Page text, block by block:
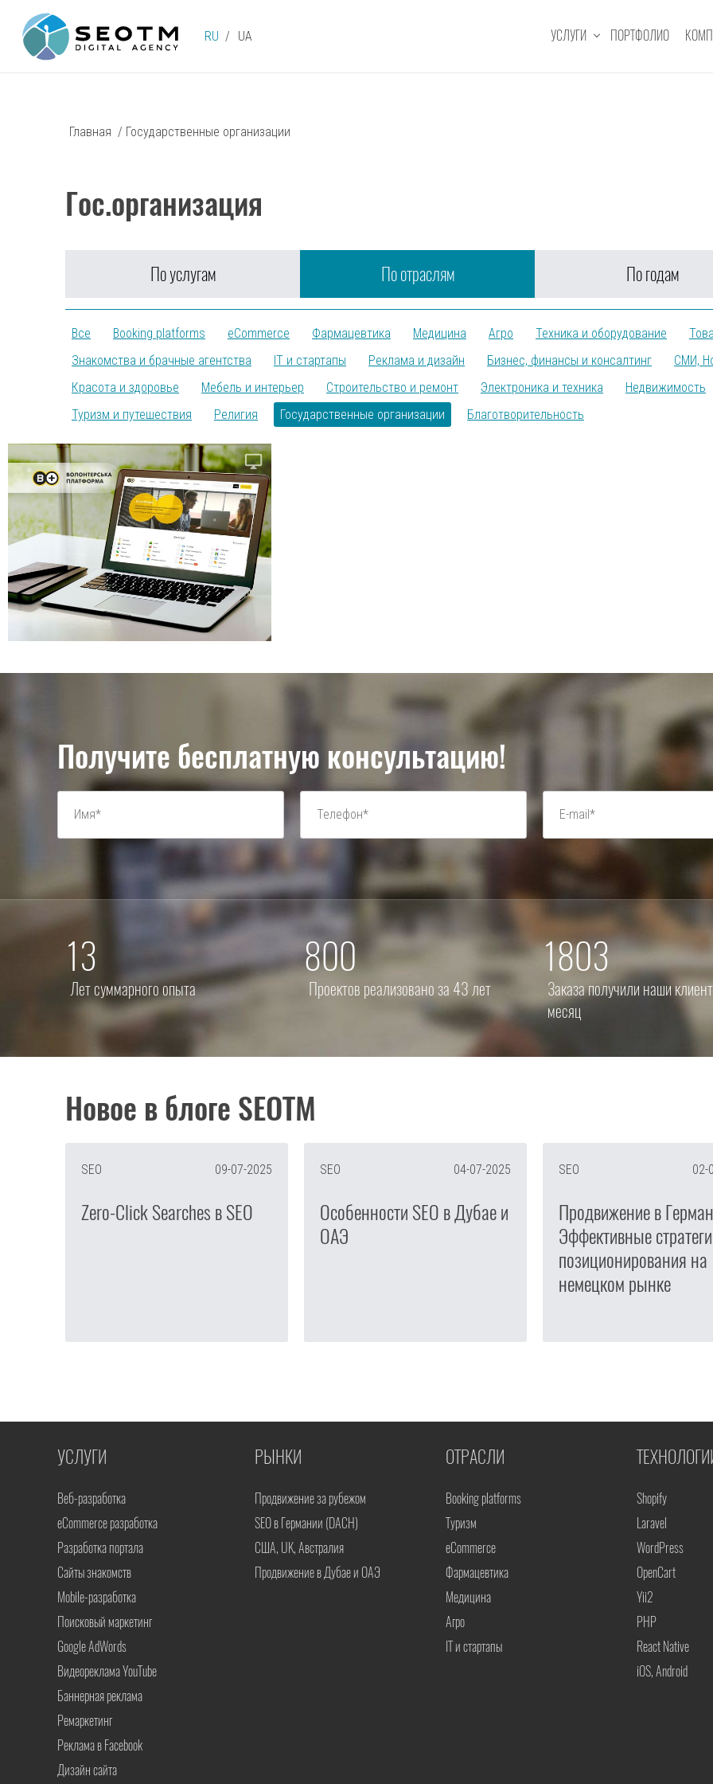
RU UA УСЛУГИ ПОРТФОЛИО
Главная / Государственные организации
Гос.организация
По услугам По отраслям По годам
Все Booking platforms eCommerce Фармацевтика Медицина Агро Техника и оборудование
Знакомства и брачные агентства
IT и стартапы Реклама и дизайн Бизнес, финансы и консалтинг СМИ,
Красота и здоровье
Мебель и интерьер Строительство и ремонт Электроника и техника Недвижимость
Туризм и путешествия
Религия Государственные организации Благотворительность
desktop_windows
Получите бесплатную консультацию!
13
Лет суммарного опыта
800
Проектов реализовано за 43 лет
1803
Заказа получили наши
месяц
Новое в блоге SEOTM
SEO 09-07-2025
Zero-Click Searches в SEO
SEO 04-07-2025
Особенности SEO в Дубае и
ОАЭ
SEO 02-
Продвижение в
Эффективные
позиционирования на
немецком рынке
УСЛУГИ
Веб-разработка
eCommerce разработка
Разработка портала
Сайты знакомств
Mobile-разработка
Поисковый маркетинг
Google AdWords
Видеореклама YouTube
Баннерная реклама
Ремаркетинг
Реклама в Facebook
Дизайн сайта
РЫНКИ
Продвижение за рубежом
SEO в Германии (DACH)
США, UK, Австралия
Продвижение в Дубае и ОАЭ
ОТРАСЛИ
Booking platforms
Туризм
eCommerce
Фармацевтика
Медицина
Агро
IT и стартапы
Shopify
Laravel
WordPress
OpenCart
Yii2
PHP
React Native
iOS, Android